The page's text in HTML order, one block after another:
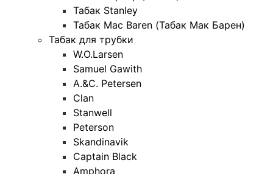
Табак Stanley
Табак Mac Baren (Табак Мак Барен)
Табак для трубки
W.O.Larsen
Samuel Gawith
A.&C. Petersen
Clan
Stanwell
Peterson
Skandinavik
Captain Black
Amphora